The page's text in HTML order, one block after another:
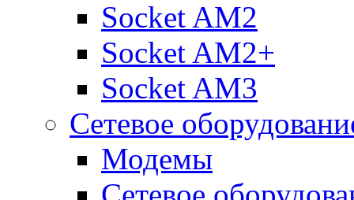
Socket AM2
Socket AM2+
Socket AM3
Сетевое
Модемы